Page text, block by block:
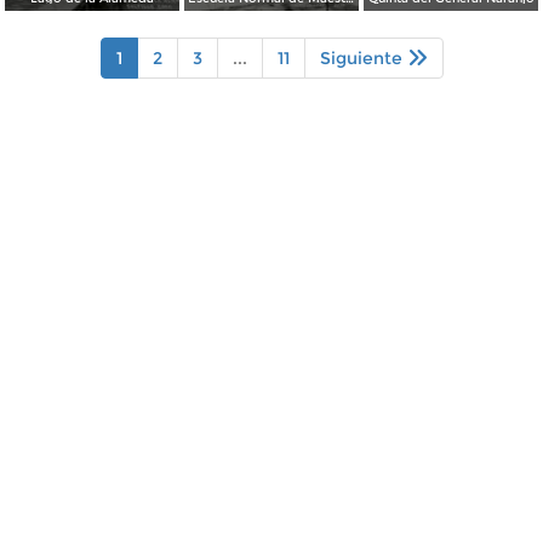
1 2 3 ... 11 Siguiente